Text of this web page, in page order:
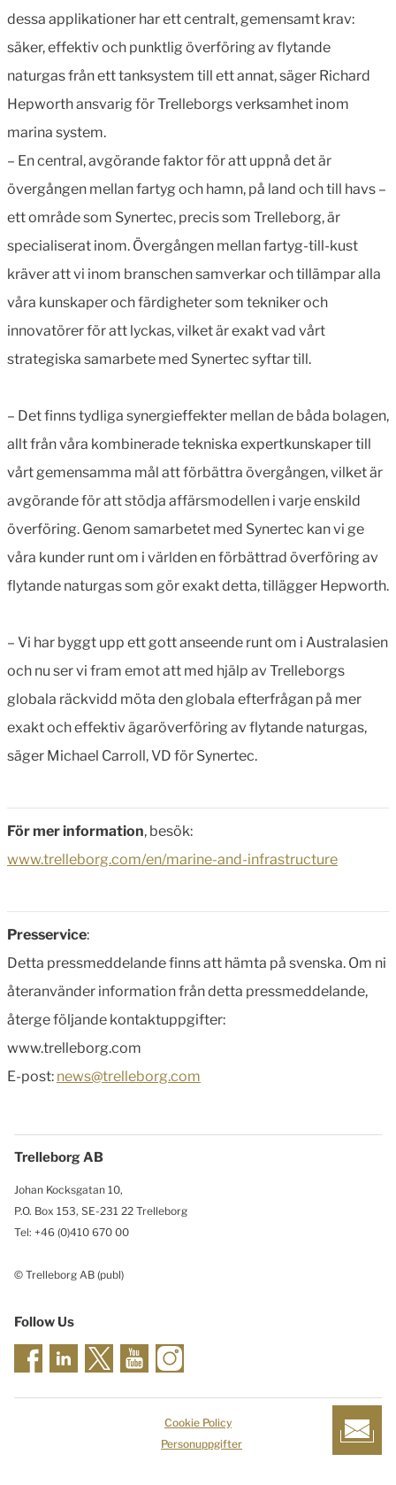
dessa applikationer har ett centralt, gemensamt krav:
säker, effektiv och punktlig överföring av flytande
naturgas från ett tanksystem till ett annat, säger Richard
Hepworth ansvarig för Trelleborgs verksamhet inom
marina system.
– En central, avgörande faktor för att uppnå det är
övergången mellan fartyg och hamn, på land och till havs –
ett område som Synertec, precis som Trelleborg, är
specialiserat inom. Övergången mellan fartyg-till-kust
kräver att vi inom branschen samverkar och tillämpar alla
våra kunskaper och färdigheter som tekniker och
innovatörer för att lyckas, vilket är exakt vad vårt
strategiska samarbete med Synertec syftar till.
– Det finns tydliga synergieffekter mellan de båda bolagen,
allt från våra kombinerade tekniska expertkunskaper till
vårt gemensamma mål att förbättra övergången, vilket är
avgörande för att stödja affärsmodellen i varje enskild
överföring. Genom samarbetet med Synertec kan vi ge
våra kunder runt om i världen en förbättrad överföring av
flytande naturgas som gör exakt detta, tillägger Hepworth.
– Vi har byggt upp ett gott anseende runt om i Australasien
och nu ser vi fram emot att med hjälp av Trelleborgs
globala räckvidd möta den globala efterfrågan på mer
exakt och effektiv ägaröverföring av flytande naturgas,
säger Michael Carroll, VD för Synertec.
För mer information, besök:
www.trelleborg.com/en/marine-and-infrastructure
Presservice:
Detta pressmeddelande finns att hämta på svenska. Om ni
återanvänder information från detta pressmeddelande,
återge följande kontaktuppgifter:
www.trelleborg.com
E-post: news@trelleborg.com
Trelleborg AB
Johan Kocksgatan 10,
P.O. Box 153, SE-231 22 Trelleborg
Tel: +46 (0)410 670 00
© Trelleborg AB (publ)
Follow Us
Cookie Policy
Personuppgifter